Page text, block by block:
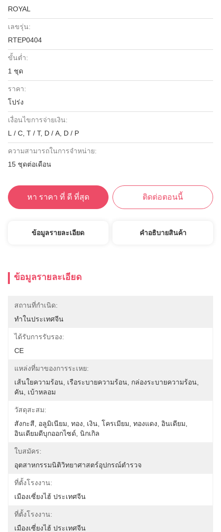
ROYAL
เลขรุ่น:
RTEP0404
ขั้นต่ำ:
1 ชุด
ราคา:
โปร่ง
เงื่อนไขการจ่ายเงิน:
L / C, T / T, D / A, D / P
ความสามารถในการจําหน่าย:
15 ชุดต่อเดือน
หา ราคา ที่ ดี ที่สุด ติดต่อตอนนี้
ข้อมูลรายละเอียด คําอธิบายสินค้า
ข้อมูลรายละเอียด
สถานที่กำเนิด:
ทำในประเทศจีน
ได้รับการรับรอง:
CE
แหล่งที่มาของการระเหย:
เส้นใยความร้อน, เรือระบายความร้อน, กล่องระบายความร้อน,
คัน, เบ้าหลอม
วัสดุสะสม:
สังกะสี, อลูมิเนียม, ทอง, เงิน, โครเมียม, ทองแดง, อินเดียม,
อินเดียมดีบุกออกไซด์, นิกเกิล
ใบสมัคร:
อุตสาหกรรมนิติวิทยาศาสตร์อุปกรณ์ตำรวจ
ที่ตั้งโรงงาน:
เมืองเซี่ยงไฮ้ ประเทศจีน
ที่ตั้งโรงงาน:
เมืองเซี่ยงไฮ้ ประเทศจีน